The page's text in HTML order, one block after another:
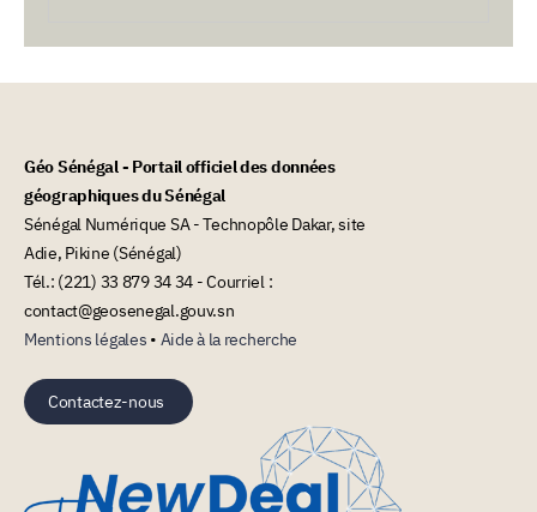
Géo Sénégal - Portail officiel des données
géographiques du Sénégal
Sénégal Numérique SA - Technopôle Dakar, site
Adie, Pikine (Sénégal)
Tél.: (221) 33 879 34 34 - Courriel :
contact@geosenegal.gouv.sn
Mentions légales • Aide à la recherche
Contactez-nous